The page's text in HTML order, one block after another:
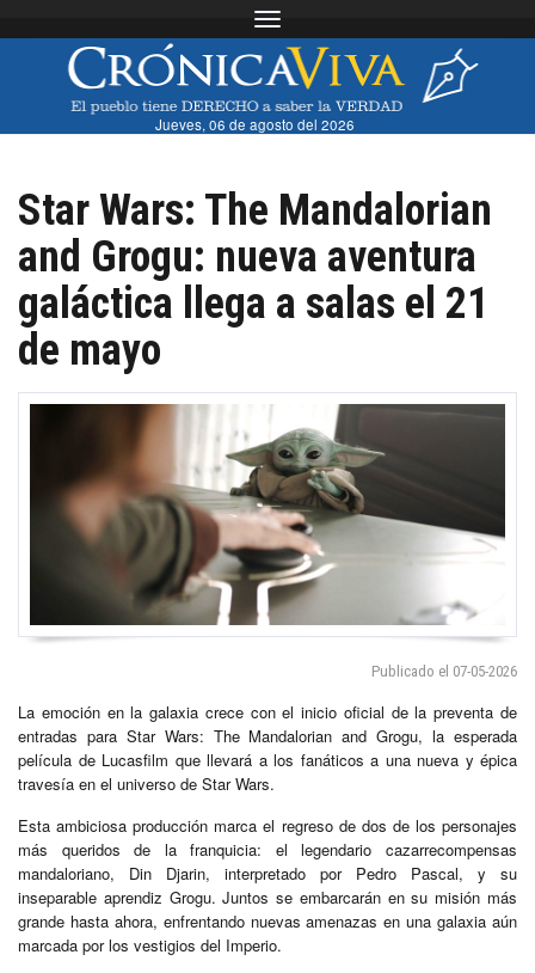
Toggle navigation
Jueves, 06 de agosto del 2026
Star Wars: The Mandalorian
and Grogu: nueva aventura
galáctica llega a salas el 21
de mayo
Publicado el 07-05-2026
La emoción en la galaxia crece con el inicio oficial de la preventa de
entradas para Star Wars: The Mandalorian and Grogu, la esperada
película de Lucasfilm que llevará a los fanáticos a una nueva y épica
travesía en el universo de Star Wars.
Esta ambiciosa producción marca el regreso de dos de los personajes
más queridos de la franquicia: el legendario cazarrecompensas
mandaloriano, Din Djarin, interpretado por Pedro Pascal, y su
inseparable aprendiz Grogu. Juntos se embarcarán en su misión más
grande hasta ahora, enfrentando nuevas amenazas en una galaxia aún
marcada por los vestigios del Imperio.